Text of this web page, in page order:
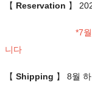
【 Reservation 】
*7
니다
【 Shipping 】 8월